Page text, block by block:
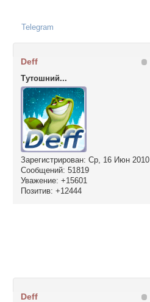
Telegram
Deff
Тутошний...
Зарегистрирован: Ср, 16 Июн 2010
Сообщений: 51819
Уважение: +15601
Позитив: +12444
Deff